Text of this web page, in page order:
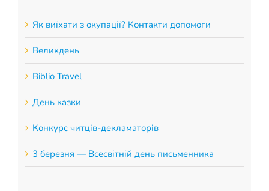
Як виїхати з окупації? Контакти допомоги
Великдень
Biblio Travel
День казки
Конкурс читців-декламаторів
3 березня — Всесвітній день письменника